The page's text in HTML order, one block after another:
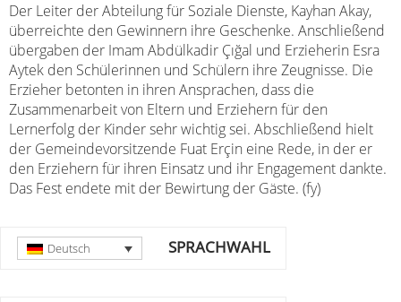
Der Leiter der Abteilung für Soziale Dienste, Kayhan Akay,
überreichte den Gewinnern ihre Geschenke. Anschließend
übergaben der Imam Abdülkadir Çığal und Erzieherin Esra
Aytek den Schülerinnen und Schülern ihre Zeugnisse. Die
Erzieher betonten in ihren Ansprachen, dass die
Zusammenarbeit von Eltern und Erziehern für den
Lernerfolg der Kinder sehr wichtig sei. Abschließend hielt
der Gemeindevorsitzende Fuat Erçin eine Rede, in der er
den Erziehern für ihren Einsatz und ihr Engagement dankte.
Das Fest endete mit der Bewirtung der Gäste. (fy)
SPRACHWAHL
Deutsch